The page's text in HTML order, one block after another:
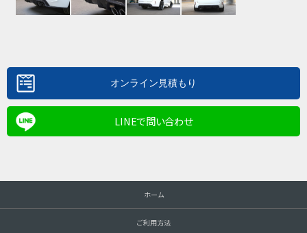
LINEで問い合わせ
ホーム
ご利用方法